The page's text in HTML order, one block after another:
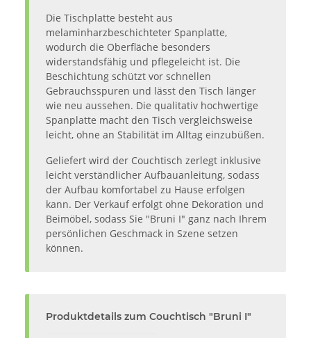
Die Tischplatte besteht aus
melaminharzbeschichteter Spanplatte,
wodurch die Oberfläche besonders
widerstandsfähig und pflegeleicht ist. Die
Beschichtung schützt vor schnellen
Gebrauchsspuren und lässt den Tisch länger
wie neu aussehen. Die qualitativ hochwertige
Spanplatte macht den Tisch vergleichsweise
leicht, ohne an Stabilität im Alltag einzubüßen.
Geliefert wird der Couchtisch zerlegt inklusive
leicht verständlicher Aufbauanleitung, sodass
der Aufbau komfortabel zu Hause erfolgen
kann. Der Verkauf erfolgt ohne Dekoration und
Beimöbel, sodass Sie "Bruni I" ganz nach Ihrem
persönlichen Geschmack in Szene setzen
können.
Produktdetails zum Couchtisch "Bruni I"